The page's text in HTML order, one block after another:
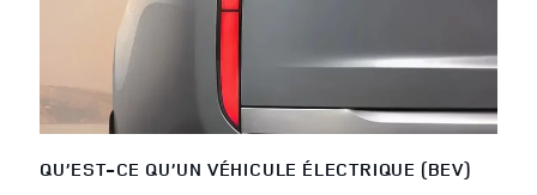
QU’EST-CE QU’UN VÉHICULE ÉLECTRIQUE (BEV)